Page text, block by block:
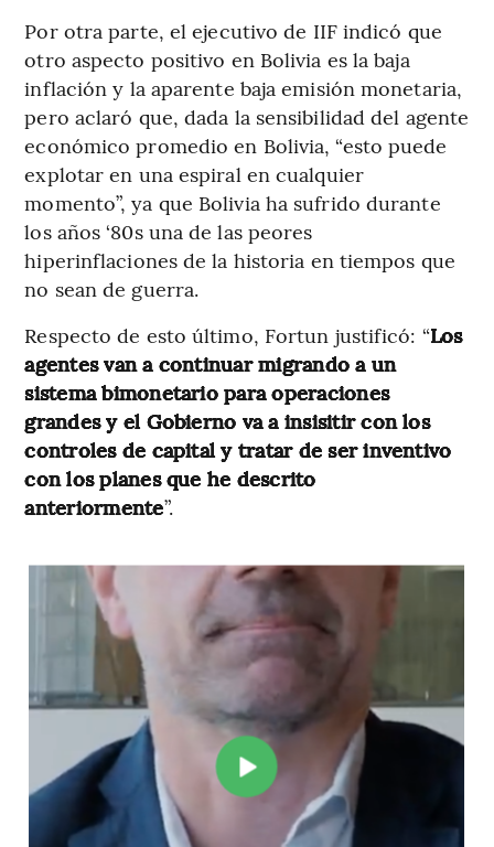
Por otra parte, el ejecutivo de IIF indicó que
otro aspecto positivo en Bolivia es la baja
inflación y la aparente baja emisión monetaria,
pero aclaró que, dada la sensibilidad del agente
económico promedio en Bolivia, “esto puede
explotar en una espiral en cualquier
momento”, ya que Bolivia ha sufrido durante
los años ‘80s una de las peores
hiperinflaciones de la historia en tiempos que
no sean de guerra.
Respecto de esto último, Fortun justificó: “Los
agentes van a continuar migrando a un
sistema bimonetario para operaciones
grandes y el Gobierno va a insisitir con los
controles de capital y tratar de ser inventivo
con los planes que he descrito
anteriormente”.